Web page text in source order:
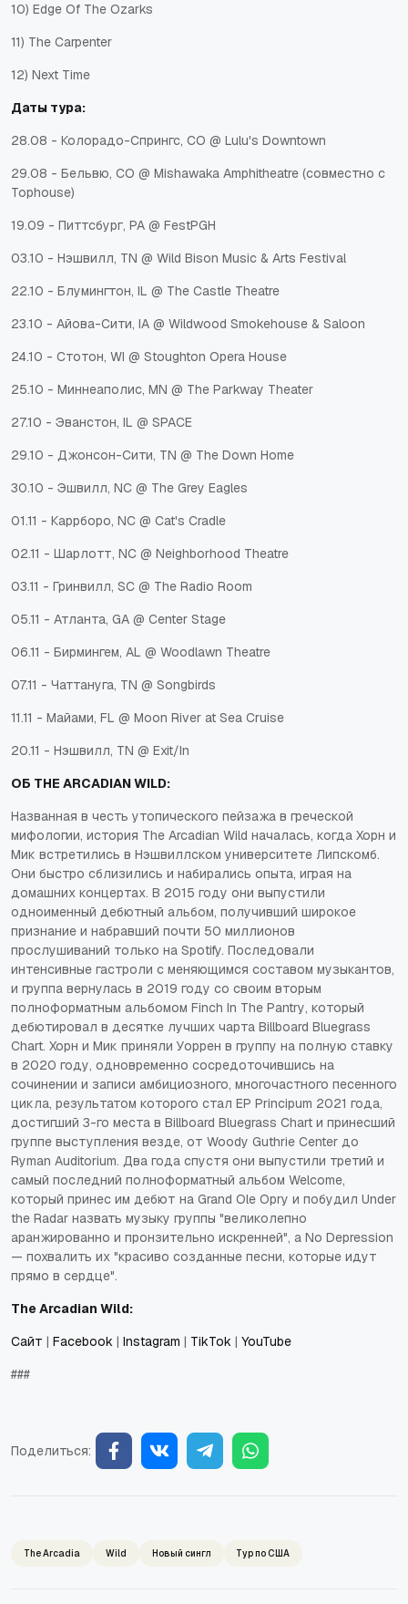
10) Edge Of The Ozarks
11) The Carpenter
12) Next Time
Даты тура:
28.08 - Колорадо-Спрингс, CO @ Lulu's Downtown
29.08 - Бельвю, CO @ Mishawaka Amphitheatre (совместно с
Tophouse)
19.09 - Питтсбург, PA @ FestPGH
03.10 - Нэшвилл, TN @ Wild Bison Music & Arts Festival
22.10 - Блумингтон, IL @ The Castle Theatre
23.10 - Айова-Сити, IA @ Wildwood Smokehouse & Saloon
24.10 - Стотон, WI @ Stoughton Opera House
25.10 - Миннеаполис, MN @ The Parkway Theater
27.10 - Эванстон, IL @ SPACE
29.10 - Джонсон-Сити, TN @ The Down Home
30.10 - Эшвилл, NC @ The Grey Eagles
01.11 - Каррборо, NC @ Cat's Cradle
02.11 - Шарлотт, NC @ Neighborhood Theatre
03.11 - Гринвилл, SC @ The Radio Room
05.11 - Атланта, GA @ Center Stage
06.11 - Бирмингем, AL @ Woodlawn Theatre
07.11 - Чаттануга, TN @ Songbirds
11.11 - Майами, FL @ Moon River at Sea Cruise
20.11 - Нэшвилл, TN @ Exit/In
ОБ THE ARCADIAN WILD:
Названная в честь утопического пейзажа в греческой
мифологии, история The Arcadian Wild началась, когда Хорн и
Мик встретились в Нэшвиллском университете Липскомб.
Они быстро сблизились и набирались опыта, играя на
домашних концертах. В 2015 году они выпустили
одноименный дебютный альбом, получивший широкое
признание и набравший почти 50 миллионов
прослушиваний только на Spotify. Последовали
интенсивные гастроли с меняющимся составом музыкантов,
и группа вернулась в 2019 году со своим вторым
полноформатным альбомом Finch In The Pantry, который
дебютировал в десятке лучших чарта Billboard Bluegrass
Chart. Хорн и Мик приняли Уоррен в группу на полную ставку
в 2020 году, одновременно сосредоточившись на
сочинении и записи амбициозного, многочастного песенного
цикла, результатом которого стал EP Principum 2021 года,
достигший 3-го места в Billboard Bluegrass Chart и принесший
группе выступления везде, от Woody Guthrie Center до
Ryman Auditorium. Два года спустя они выпустили третий и
самый последний полноформатный альбом Welcome,
который принес им дебют на Grand Ole Opry и побудил Under
the Radar назвать музыку группы "великолепно
аранжированно и пронзительно искренней", а No Depression
— похвалить их "красиво созданные песни, которые идут
прямо в сердце".
The Arcadian Wild:
Сайт | Facebook | Instagram | TikTok | YouTube
###
Поделиться:
The Arcadia Wild Новый сингл Тур по США